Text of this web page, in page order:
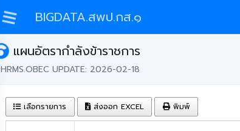
BIGDATA.สพป.กส.๑
แผนอัตรากำลังข้าราชการ
HRMS.OBEC UPDATE: 2026-02-18
เลือกรายการ ส่งออก EXCEL พิมพ์